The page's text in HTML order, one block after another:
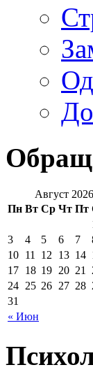
Август 2026
Пн Вт Ср Чт Пт
« Июн
3
4 5 6 7
10 11 12 13 14
17 18 19 20 21
24 25 26 27 28
31